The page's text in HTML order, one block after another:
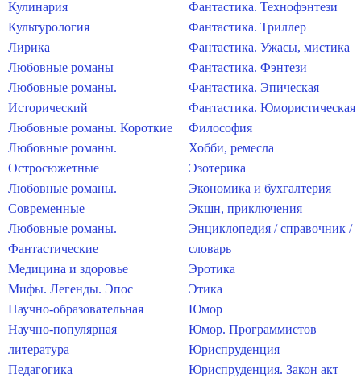
Кулинария
Культурология
Лирика
Любовные романы
Любовные романы.
Исторический
Любовные романы. Короткие
Любовные романы.
Остросюжетные
Любовные романы.
Современные
Любовные романы.
Фантастические
Медицина и здоровье
Мифы. Легенды. Эпос
Научно-образовательная
Научно-популярная
литература
Педагогика
Фантастика. Технофэнтези
Фантастика. Триллер
Фантастика. Ужасы, мистика
Фантастика. Фэнтези
Фантастика. Эпическая
Фантастика. Юмористическая
Философия
Хобби, ремесла
Эзотерика
Экономика и бухгалтерия
Экшн, приключения
Энциклопедия / справочник /
словарь
Эротика
Этика
Юмор
Юмор. Программистов
Юриспруденция
Юриспруденция. Закон акт